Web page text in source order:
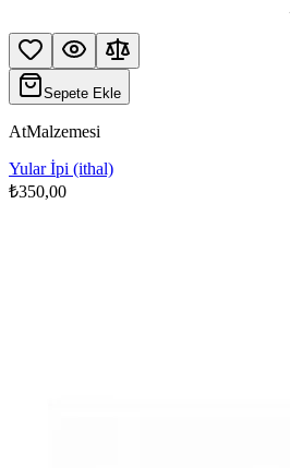
Sepete Ekle
AtMalzemesi
Yular İpi (ithal)
₺350,00